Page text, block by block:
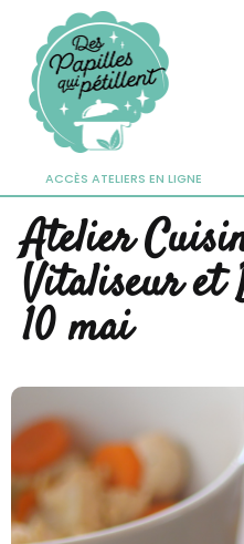
ACCÈS ATELIERS EN LIGNE
Atelier
Vitaliseur et
10 mai